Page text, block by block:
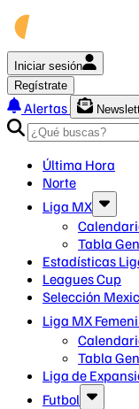
Iniciar sesión
Regístrate
Alertas
Última Hora
Norte
Liga MX
Tabla
Estadísticas
Leagues Cup
Selección
Liga MX
Tabla
Liga de
Futbol